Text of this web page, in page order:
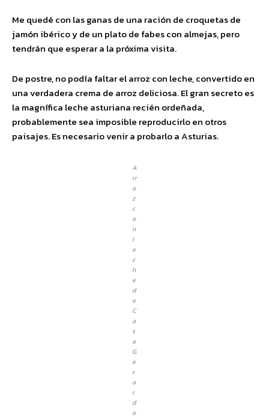
Me quedé con las ganas de una ración de croquetas de
jamón ibérico y de un plato de fabes con almejas, pero
tendrán que esperar a la próxima visita.
De postre, no podía faltar el arroz con leche, convertido en
una verdadera crema de arroz deliciosa. El gran secreto es
la magnífica leche asturiana recién ordeñada,
probablemente sea imposible reproducirlo en otros
paisajes. Es necesario venir a probarlo a Asturias.
A
rr
o
z
c
o
n
l
e
c
h
e
d
e
C
a
s
a
G
e
r
a
r
d
o